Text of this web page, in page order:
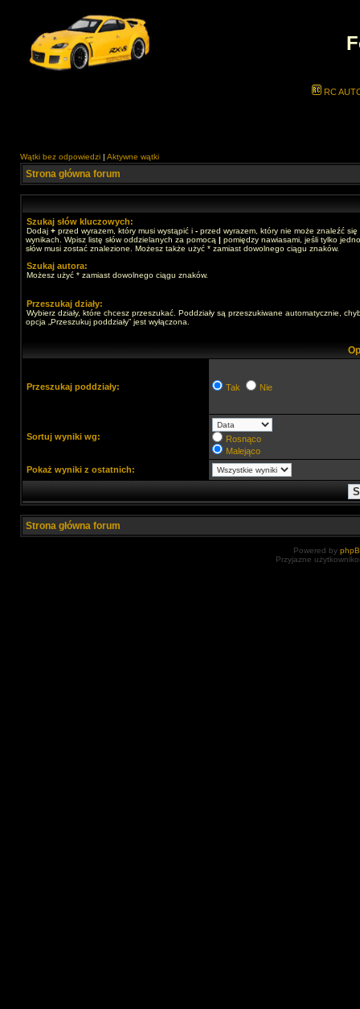
RC
Wątki bez odpowiedzi | Aktywne wątki
Strona główna forum
Szukaj słów kluczowych:
Dodaj + przed wyrazem, który musi wystąpić i - przed wyrazem, który nie może znaleźć się
wynikach. Wpisz listę słów oddzielanych za pomocą | pomiędzy nawiasami, jeśli tylko
słów musi zostać znalezione. Możesz także użyć * zamiast dowolnego ciągu znaków.
Szukaj autora:
Możesz użyć * zamiast dowolnego ciągu znaków.
Przeszukaj działy:
Wybierz działy, które chcesz przeszukać. Poddziały są przeszukiwane automatycznie,
opcja „Przeszukuj poddziały” jest wyłączona.
Przeszukaj poddziały: Tak Nie
Sortuj wyniki wg:
Rosnąco
Malejąco
Pokaż wyniki z ostatnich:
Strona główna forum
Powered by
Przyjazne